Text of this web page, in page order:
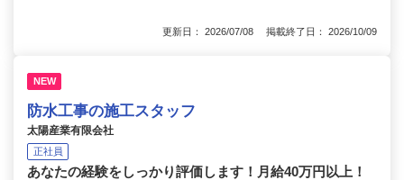
更新日： 2026/07/08 掲載終了日： 2026/10/09
NEW
防水工事の施工スタッフ
太陽産業有限会社
正社員
あなたの経験をしっかり評価します！月給40万円以上！